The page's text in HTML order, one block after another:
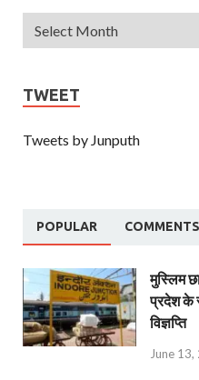
TWEET
Tweets by Junputh
POPULAR COMMENTS
मुस्लिम
प्रदेश के
विज्ञप्ति
June